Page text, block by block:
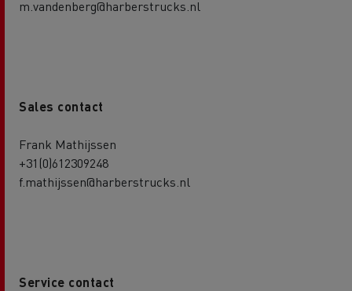
m.vandenberg@harberstrucks.nl
Sales contact
Frank Mathijssen
+31(0)612309248
f.mathijssen@harberstrucks.nl
Service contact